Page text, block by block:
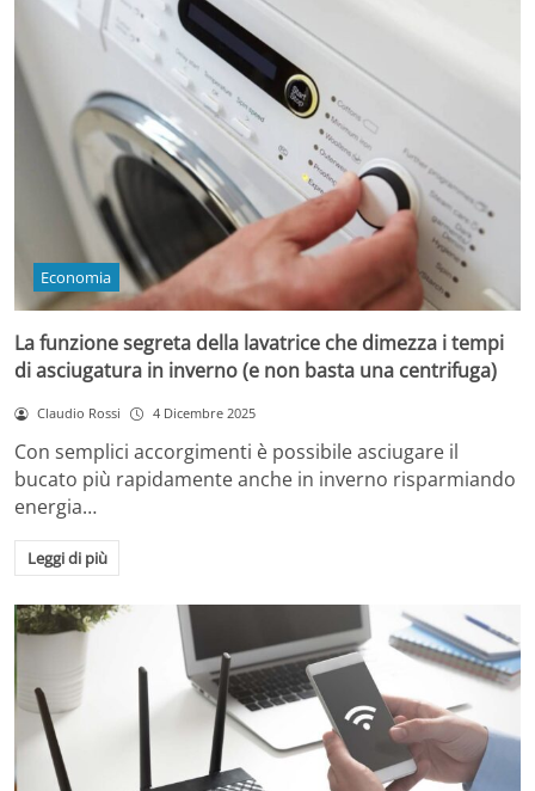
Economia
La funzione segreta della lavatrice che dimezza i tempi
di asciugatura in inverno (e non basta una centrifuga)
Claudio Rossi 4 Dicembre 2025
Con semplici accorgimenti è possibile asciugare il
bucato più rapidamente anche in inverno risparmiando
energia…
Leggi di più